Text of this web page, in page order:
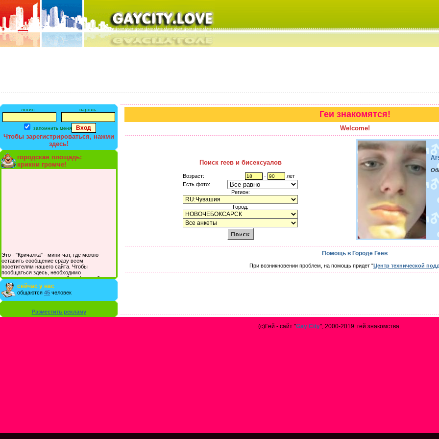
логин : пароль:
запомнить меня
Чтобы зарегистрироваться, нажми
здесь!
городская площадь:
крикни громче!
Это - "Кричалка" - мини-чат, где можно
оставить сообщение сразу всем
посетителям нашего сайта. Чтобы
пообщаться здесь, необходимо
зарегистрироваться на сайте и/или войти со
своими логином и паролем.
сейчас у нас
общаются 45 человек
Разместить рекламу
Геи знакомятся!
Welcome!
Поиск геев и бисексуалов
Возраст: -
лет
Есть фото:
Регион:
Город:
Помощь в Городе Геев
При возникновении проблем, на помощь придет "Центр технической
(с)Гей - сайт "Gay City", 2000-2019: гей знакомства.